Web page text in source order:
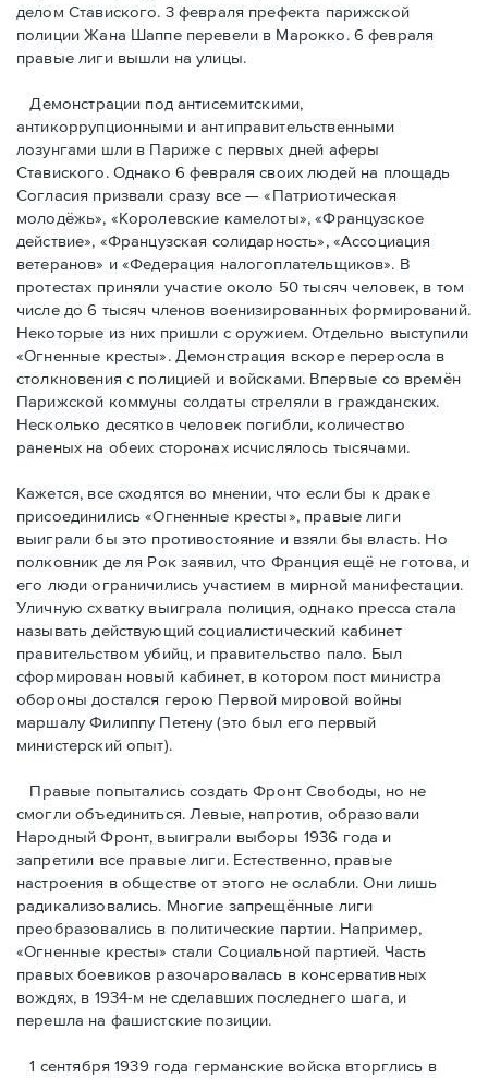
делом Cтавиского. 3 февраля префекта парижской
полиции Жана Шаппе перевели в Марокко. 6 февраля
правые лиги вышли на улицы.
Демонстрации под антисемитскими,
антикоррупционными и антиправительственными
лозунгами шли в Париже с первых дней аферы
Ставиского. Однако 6 февраля своих людей на площадь
Согласия призвали сразу все — «Патриотическая
молодёжь», «Королевские камелоты», «Французское
действие», «Французская солидарность», «Ассоциация
ветеранов» и «Федерация налогоплательщиков». В
протестах приняли участие около 50 тысяч человек, в том
числе до 6 тысяч членов военизированных формирований.
Некоторые из них пришли с оружием. Отдельно выступили
«Огненные кресты». Демонстрация вскоре переросла в
столкновения с полицией и войсками. Впервые со времён
Парижской коммуны солдаты стреляли в гражданских.
Несколько десятков человек погибли, количество
раненых на обеих сторонах исчислялось тысячами.
Кажется, все сходятся во мнении, что если бы к драке
присоединились «Огненные кресты», правые лиги
выиграли бы это противостояние и взяли бы власть. Но
полковник де ля Рок заявил, что Франция ещё не готова, и
его люди ограничились участием в мирной манифестации.
Уличную схватку выиграла полиция, однако пресса стала
называть действующий социалистический кабинет
правительством убийц, и правительство пало. Был
сформирован новый кабинет, в котором пост министра
обороны достался герою Первой мировой войны
маршалу Филиппу Петену (это был его первый
министерский опыт).
Правые пoпытались создать Фронт Свободы, но не
смогли объединиться. Левые, напротив, образовали
Народный Фронт, выиграли выборы 1936 года и
запретили все правые лиги. Естественно, правые
настроения в обществе от этого не ослабли. Они лишь
радикализовались. Многие запрещённые лиги
преобразовались в политические партии. Например,
«Огненные кресты» стали Социальной партией. Часть
правых боевиков разочаровалась в консервативных
вождях, в 1934-м не сделавших последнего шага, и
перешла на фашистские позиции.
1 сентября 1939 года германские войска вторглись в